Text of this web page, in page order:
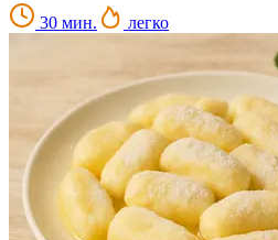
30 мин. легко